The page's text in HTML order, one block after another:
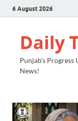
6 August 2026
Daily
Punjab's
News!